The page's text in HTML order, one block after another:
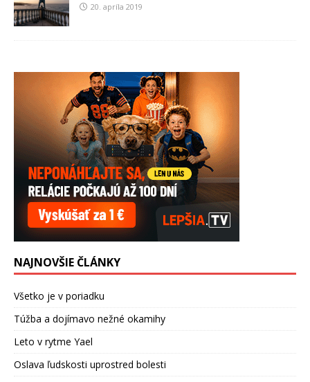
20. apríla 2019
NAJNOVŠIE ČLÁNKY
Všetko je v poriadku
Túžba a dojímavo nežné okamihy
Leto v rytme Yael
Oslava ľudskosti uprostred bolesti